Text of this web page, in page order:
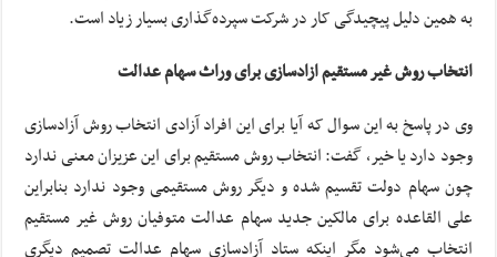
به همین دلیل پیچیدگی کار در شرکت سپرده‌گذاری بسیار زیاد است.
انتخاب روش غیر مستقیم ازادسازی برای وراث سهام عدالت
وی در پاسخ به این سوال که آیا برای این افراد آزادی انتخاب روش آزادسازی
وجود دارد یا خیر، گفت: انتخاب روش مستقیم برای این عزیزان معنی ندارد
چون سهام دولت تقسیم شده و دیگر روش مستقیمی وجود ندارد بنابراین
علی القاعده برای مالکین جدید سهام عدالت متوفیان روش غیر مستقیم
انتخاب می‌شود مگر اینکه ستاد آزادسازی سهام عدالت تصمیم دیگری